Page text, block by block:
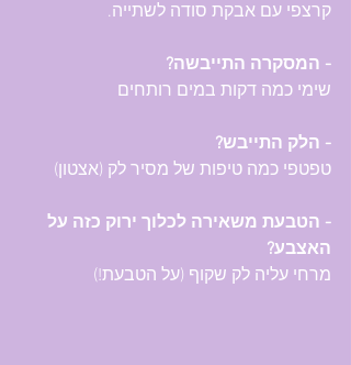
קרצפי עם אבקת סודה לשתייה.
- המסקרה התייבשה?
שימי כמה דקות במים רותחים
- הלק התייבש?
טפטפי כמה טיפות של מסיר לק (אצטון)
- הטבעת משאירה לכלוך ירוק כזה על
האצבע?
מרחי עליה לק שקוף (על הטבעת!)